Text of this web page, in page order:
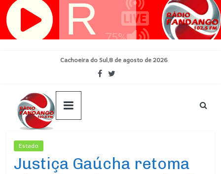
Pular
para
Cachoeira do Sul,8 de agosto de 2026
Estado
Justiça Gaúcha retoma